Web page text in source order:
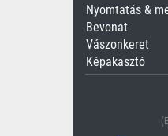
Nyomtatás &
Bevonat
Vászonkeret
Képakasztó